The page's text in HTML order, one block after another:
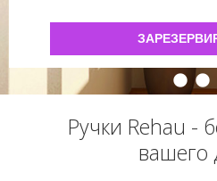
Ручки Rehau -
вашего